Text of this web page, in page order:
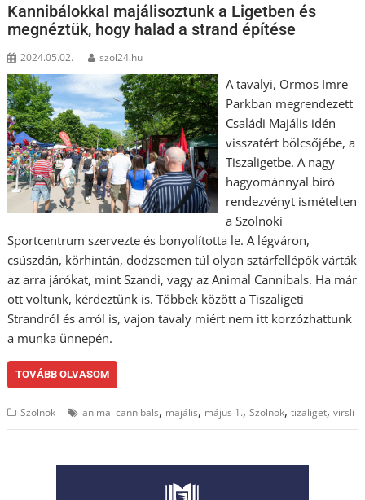
Kannibálokkal majálisoztunk a Ligetben és
megnéztük, hogy halad a strand építése
2024.05.02. szol24.hu
A tavalyi, Ormos Imre
Parkban megrendezett
Családi Majális idén
visszatért bölcsőjébe, a
Tiszaligetbe. A nagy
hagyománnyal bíró
rendezvényt ismételten
a Szolnoki
Sportcentrum szervezte és bonyolította le. A légváron,
csúszdán, körhintán, dodzsemen túl olyan sztárfellépők várták
az arra járókat, mint Szandi, vagy az Animal Cannibals. Ha már
ott voltunk, kérdeztünk is. Többek között a Tiszaligeti
Strandról és arról is, vajon tavaly miért nem itt korzózhattunk
a munka ünnepén.
TOVÁBB OLVASOM
Szolnok animal cannibals, majális, május 1.,Szolnok,tizaliget,virsli